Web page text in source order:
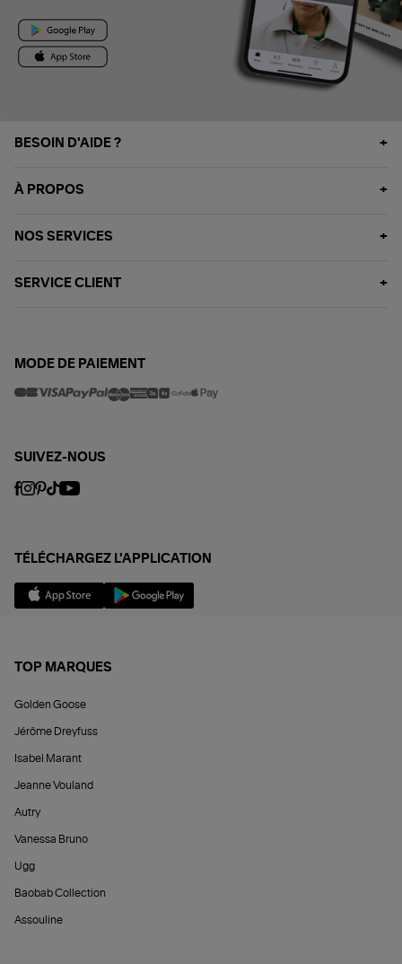
BESOIN D'AIDE ?
À PROPOS
NOS SERVICES
SERVICE CLIENT
MODE DE PAIEMENT
SUIVEZ-NOUS
TÉLÉCHARGEZ L'APPLICATION
TOP MARQUES
Golden Goose
Jérôme Dreyfuss
Isabel Marant
Jeanne Vouland
Autry
Vanessa Bruno
Ugg
Baobab Collection
Assouline